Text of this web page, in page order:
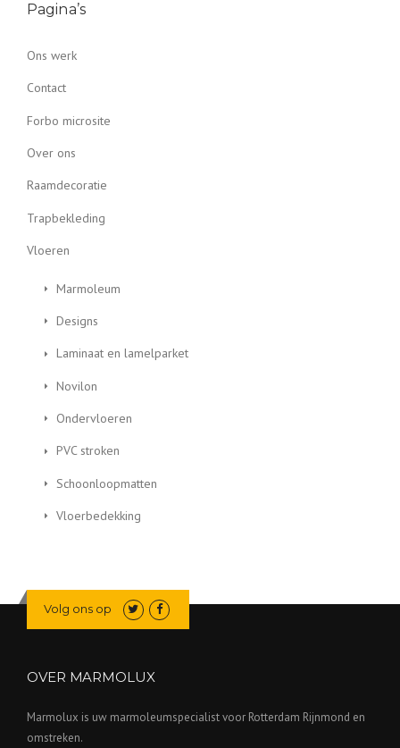
Pagina’s
Ons werk
Contact
Forbo microsite
Over ons
Raamdecoratie
Trapbekleding
Vloeren
Marmoleum
Designs
Laminaat en lamelparket
Novilon
Ondervloeren
PVC stroken
Schoonloopmatten
Vloerbedekking
Volg ons op
OVER MARMOLUX
Marmolux is uw marmoleumspecialist voor Rotterdam Rijnmond en
omstreken.